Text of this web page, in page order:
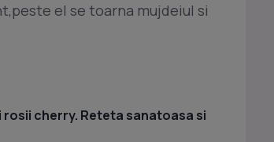
el se toarna mujdeiul si
cherry. Reteta sanatoasa si